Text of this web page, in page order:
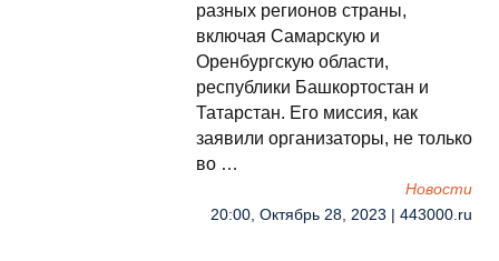
разных регионов страны,
включая Самарскую и
Оренбургскую области,
республики Башкортостан и
Татарстан. Его миссия, как
заявили организаторы, не только
во …
Новости
20:00, Октябрь 28, 2023 | 443000.ru